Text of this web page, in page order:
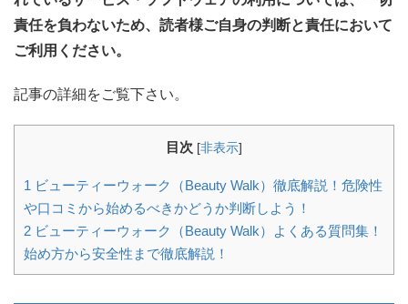
責任を負わないため、読者様ご自身の判断と責任において
ご利用ください。
記事の詳細をご覧下さい。
目次 [非表示]
1 ビューティーウォーク（Beauty Walk）徹底解説！危険性
や口コミから始めるべきかどうか判断しよう！
2 ビューティーウォーク（Beauty Walk）よくある質問集！
始め方から安全性まで徹底解説！